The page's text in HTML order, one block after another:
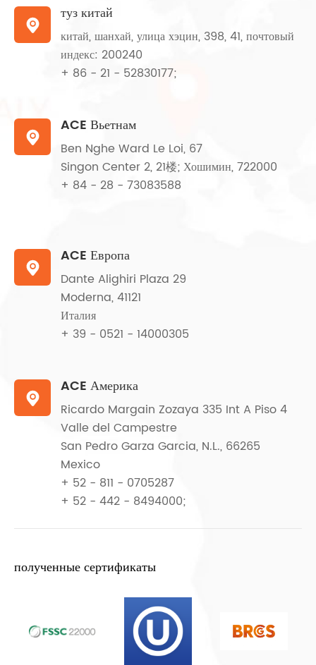

туз китай
китай, шанхай, улица хэцин, 398, 41, почтовый
индекс: 200240
+ 86 - 21 - 52830177;

ACE Вьетнам
Ben Nghe Ward Le Loi, 67
Singon Center 2, 21楼; Хошимин, 722000
+ 84 - 28 - 73083588

ACE Европа
Dante Alighiri Plaza 29
Moderna, 41121
Италия
+ 39 - 0521 - 14000305

ACE Америка
Ricardo Margain Zozaya 335 Int A Piso 4
Valle del Campestre
San Pedro Garza Garcia, N.L., 66265
Mexico
+ 52 - 811 - 0705287
+ 52 - 442 - 8494000;
полученные сертификаты